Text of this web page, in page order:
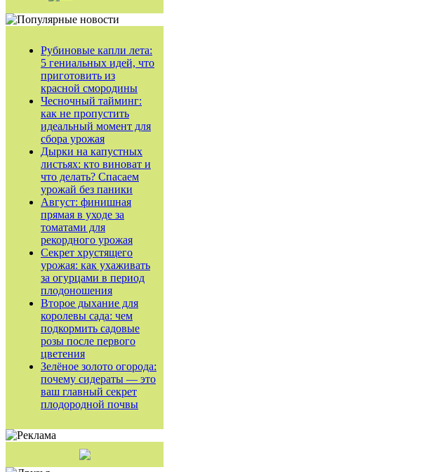
Рубиновые капли лета:
5 гениальных идей, что
приготовить из
красной смородины
Чесночный тайминг:
как не пропустить
идеальный момент для
сбора урожая
Дырки на капустных
листьях: кто виноват и
что делать? Спасаем
урожай без паники
Август: финишная
прямая в уходе за
томатами для
рекордного урожая
Секрет хрустящего
урожая: как ухаживать
за огурцами в период
плодоношения
Второе дыхание для
королевы сада: чем
подкормить садовые
розы после первого
цветения
Зелёное золото огорода:
почему сидераты — это
ваш главный секрет
плодородной почвы